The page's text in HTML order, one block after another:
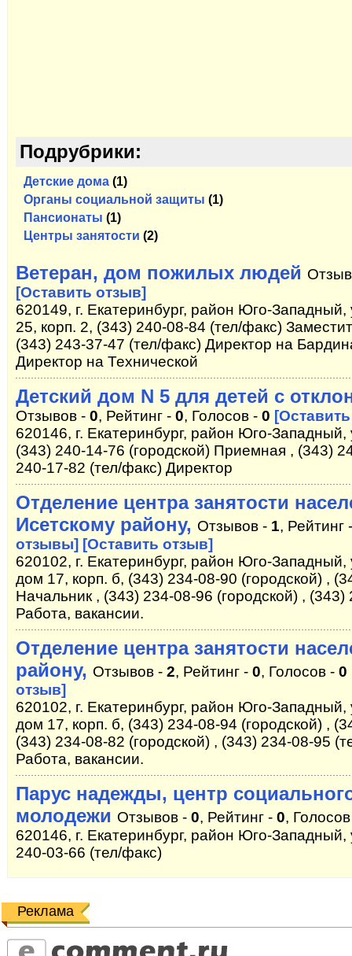
Подрубрики:
Детские дома (1)
Органы социальной защиты (1)
Пансионаты (1)
Центры занятости (2)
Ветеран, дом пожилых людей
[Оставить отзыв]
620149, г. Екатеринбург, район Юго-
25, корп. 2, (343) 240-08-84 (тел/факс)
(343) 243-37-47 (тел/факс) Директор на
Директор на Технической
Детский дом N 5 для детей с
Отзывов - 0, Рейтинг - 0, Голосов - 0
620146, г. Екатеринбург, район Юго-
(343) 240-14-76 (городской) Приемная , (343)
240-17-82 (тел/факс) Директор
Отделение центра занятости
Исетскому району, Отзывов - 1, Рейтинг
отзывы] [Оставить отзыв]
620102, г. Екатеринбург, район Юго-
дом 17, корп. б, (343) 234-08-90 (городской) ,
Начальник , (343) 234-08-96 (городской) , (343)
Работа, вакансии.
Отделение центра занятости
району, Отзывов - 2, Рейтинг - 0, Голосов - 0
отзыв]
620102, г. Екатеринбург, район Юго-
дом 17, корп. б, (343) 234-08-94 (городской) ,
(343) 234-08-82 (городской) , (343) 234-08-95
Работа, вакансии.
Парус надежды, центр
молодежи Отзывов - 0, Рейтинг - 0,
620146, г. Екатеринбург, район Юго-
240-03-66 (тел/факс)
Реклама